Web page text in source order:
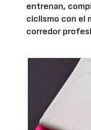
entrenan,
ciclismo con el
corredor